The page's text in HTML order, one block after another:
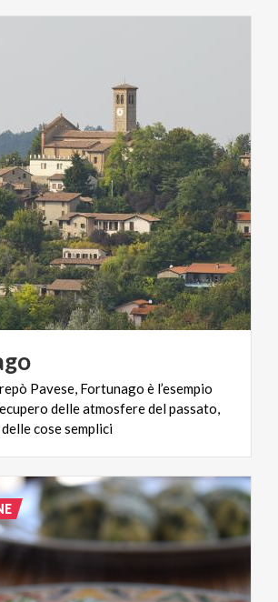
Pavese, Fortunago è l’esempio
delle atmosfere del passato,
cose semplici